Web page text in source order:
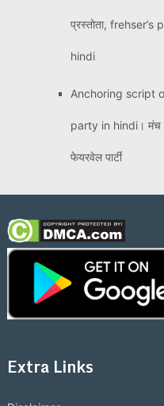
प्रस्तोता,
hindi
Anchoring script
party in hindi। मंच
फेयरवेल पार्टी
Extra Links